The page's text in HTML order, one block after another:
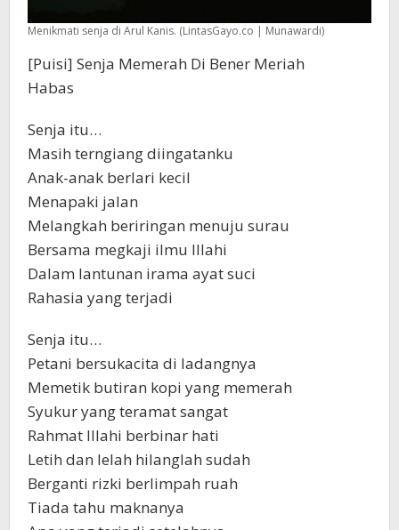
Menikmati senja di Arul Kanis. (LintasGayo.co | Munawardi)
[Puisi] Senja Memerah Di Bener Meriah
Habas
Senja itu…
Masih terngiang diingatanku
Anak-anak berlari kecil
Menapaki jalan
Melangkah beriringan menuju surau
Bersama megkaji ilmu Illahi
Dalam lantunan irama ayat suci
Rahasia yang terjadi
Senja itu…
Petani bersukacita di ladangnya
Memetik butiran kopi yang memerah
Syukur yang teramat sangat
Rahmat Illahi berbinar hati
Letih dan lelah hilanglah sudah
Berganti rizki berlimpah ruah
Tiada tahu maknanya